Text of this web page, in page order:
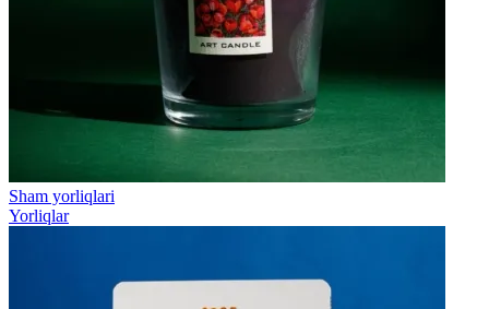
Sham yorliqlari
Yorliqlar